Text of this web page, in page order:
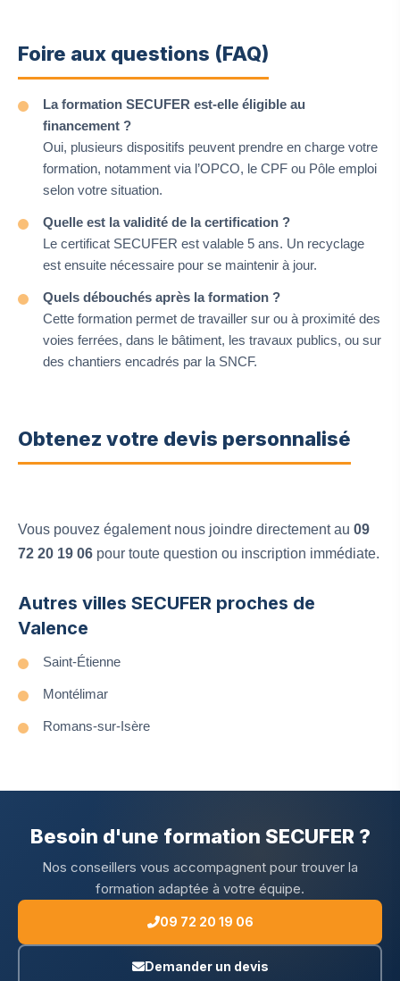
Foire aux questions (FAQ)
La formation SECUFER est-elle éligible au
financement ?
Oui, plusieurs dispositifs peuvent prendre en charge votre
formation, notamment via l’OPCO, le CPF ou Pôle emploi
selon votre situation.
Quelle est la validité de la certification ?
Le certificat SECUFER est valable 5 ans. Un recyclage
est ensuite nécessaire pour se maintenir à jour.
Quels débouchés après la formation ?
Cette formation permet de travailler sur ou à proximité des
voies ferrées, dans le bâtiment, les travaux publics, ou sur
des chantiers encadrés par la SNCF.
Obtenez votre devis personnalisé
Vous pouvez également nous joindre directement au 09
72 20 19 06 pour toute question ou inscription immédiate.
Autres villes SECUFER proches de
Valence
Saint-Étienne
Montélimar
Romans-sur-Isère
Besoin d'une formation SECUFER ?
Nos conseillers vous accompagnent pour trouver la
formation adaptée à votre équipe.
09 72 20 19 06
Demander un devis